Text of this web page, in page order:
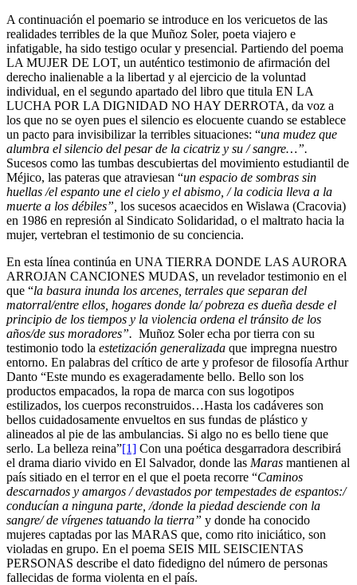
A continuación el poemario se introduce en los vericuetos de las
realidades terribles de la que Muñoz Soler, poeta viajero e
infatigable, ha sido testigo ocular y presencial. Partiendo del poema
LA MUJER DE LOT, un auténtico testimonio de afirmación del
derecho inalienable a la libertad y al ejercicio de la voluntad
individual, en el segundo apartado del libro que titula EN LA
LUCHA POR LA DIGNIDAD NO HAY DERROTA, da voz a
los que no se oyen pues el silencio es elocuente cuando se establece
un pacto para invisibilizar la terribles situaciones: “una mudez que
alumbra el silencio del pesar de la cicatriz y su / sangre…”.
Sucesos como las tumbas descubiertas del movimiento estudiantil de
Méjico, las pateras que atraviesan “un espacio de sombras sin
huellas /el espanto une el cielo y el abismo, / la codicia lleva a la
muerte a los débiles”, los sucesos acaecidos en Wislawa (Cracovia)
en 1986 en represión al Sindicato Solidaridad, o el maltrato hacia la
mujer, vertebran el testimonio de su conciencia.
En esta línea continúa en UNA TIERRA DONDE LAS AURORA
ARROJAN CANCIONES MUDAS, un revelador testimonio en el
que “la basura inunda los arcenes, terrales que separan del
matorral/entre ellos, hogares donde la/ pobreza es dueña desde el
principio de los tiempos y la violencia ordena el tránsito de los
años/de sus moradores”. Muñoz Soler echa por tierra con su
testimonio todo la estetización generalizada que impregna nuestro
entorno. En palabras del crítico de arte y profesor de filosofía Arthur
Danto “Este mundo es exageradamente bello. Bello son los
productos empacados, la ropa de marca con sus logotipos
estilizados, los cuerpos reconstruidos…Hasta los cadáveres son
bellos cuidadosamente envueltos en sus fundas de plástico y
alineados al pie de las ambulancias. Si algo no es bello tiene que
serlo. La belleza reina”[1] Con una poética desgarradora describirá
el drama diario vivido en El Salvador, donde las Maras mantienen al
país sitiado en el terror en el que el poeta recorre “Caminos
descarnados y amargos / devastados por tempestades de espantos:/
conducían a ninguna parte, /donde la piedad desciende con la
sangre/ de vírgenes tatuando la tierra” y donde ha conocido
mujeres captadas por las MARAS que, como rito iniciático, son
violadas en grupo. En el poema SEIS MIL SEISCIENTAS
PERSONAS describe el dato fidedigno del número de personas
fallecidas de forma violenta en el país.